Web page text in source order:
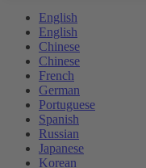
English
English
Chinese
Chinese
French
German
Portuguese
Spanish
Russian
Japanese
Korean